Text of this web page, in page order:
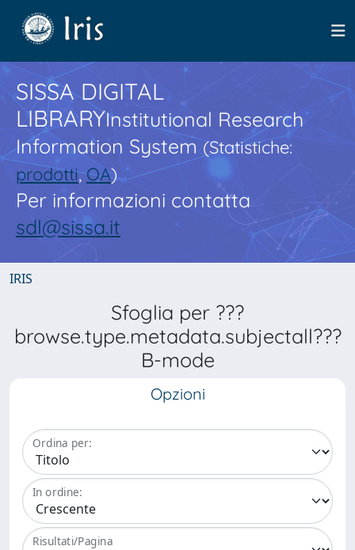
SISSA DIGITAL
LIBRARYInstitutional Research
Information System(Statistiche:
prodotti,OA)
Per informazioni contatta
sdl@sissa.it
IRIS
Sfoglia per ???
browse.type.metadata.subjectall???
B-mode
Opzioni
Ordina per:
In ordine:
Risultati/Pagina